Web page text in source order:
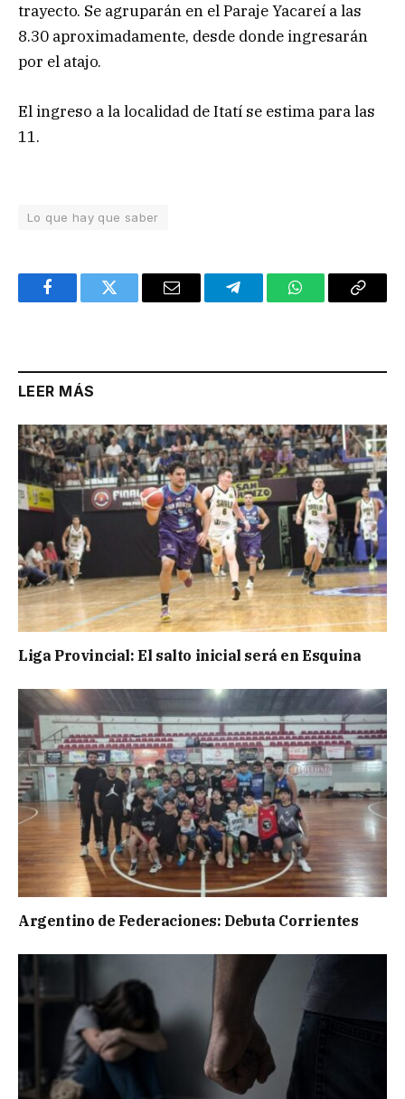
trayecto. Se agruparán en el Paraje Yacareí a las
8.30 aproximadamente, desde donde ingresarán
por el atajo.
El ingreso a la localidad de Itatí se estima para las
11.
Lo que hay que saber
FacebookTwitter Email TelegramWhatsAppCopy
LEER MÁS
Liga Provincial: El salto inicial será en Esquina
Argentino de Federaciones: Debuta Corrientes